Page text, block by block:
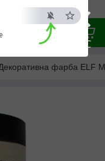
×
ESC
фарба ELF